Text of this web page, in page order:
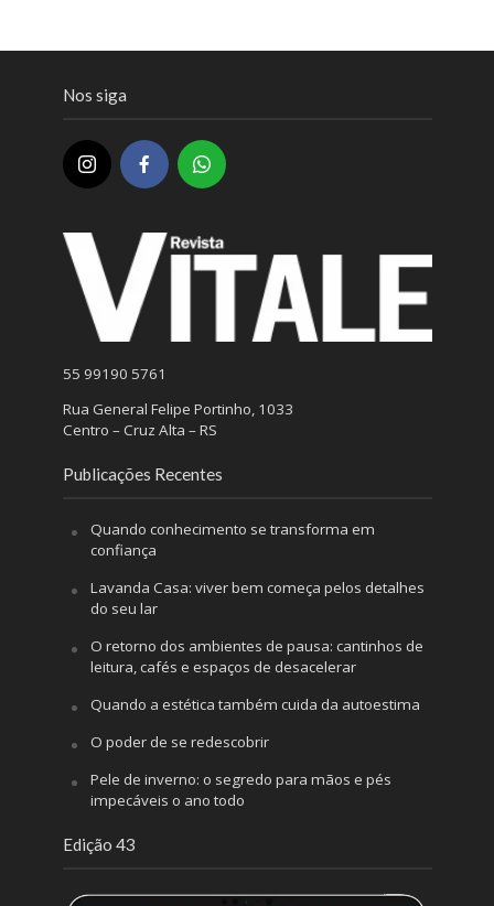
Nos siga
55 99190 5761
Rua General Felipe Portinho, 1033
Centro – Cruz Alta – RS
Publicações Recentes
Quando conhecimento se transforma em
confiança
Lavanda Casa: viver bem começa pelos detalhes
do seu lar
O retorno dos ambientes de pausa: cantinhos de
leitura, cafés e espaços de desacelerar
Quando a estética também cuida da autoestima
O poder de se redescobrir
Pele de inverno: o segredo para mãos e pés
impecáveis o ano todo
Edição 43